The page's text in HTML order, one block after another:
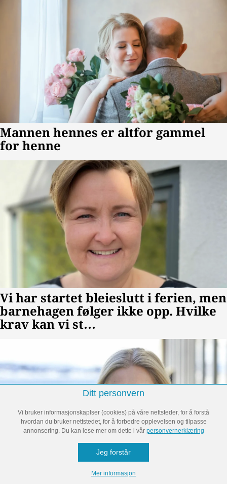
Ditt personvern
Vi bruker informasjonskaplser (cookies) på våre nettsteder, for å forstå
hvordan du bruker nettstedet, for å forbedre opplevelsen og tilpasse
annonsering. Du kan lese mer om dette i vår personvernerklæring
Jeg forstår
Mer informasjon